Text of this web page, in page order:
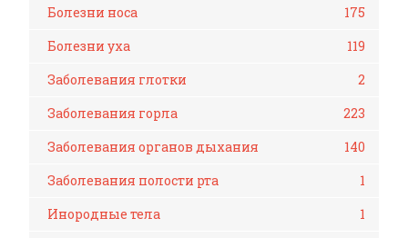
Болезни носа
175
Болезни уха
119
Заболевания глотки
2
Заболевания горла
223
Заболевания органов дыхания
140
Заболевания полости рта
1
Инородные тела
1